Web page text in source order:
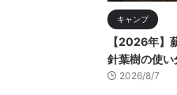
キャンプ
【2026年】
針葉樹の使
2026/8/7